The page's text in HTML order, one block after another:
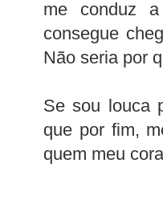
me conduz
consegue
Não seria por
Se sou louca
que por fim,
quem meu